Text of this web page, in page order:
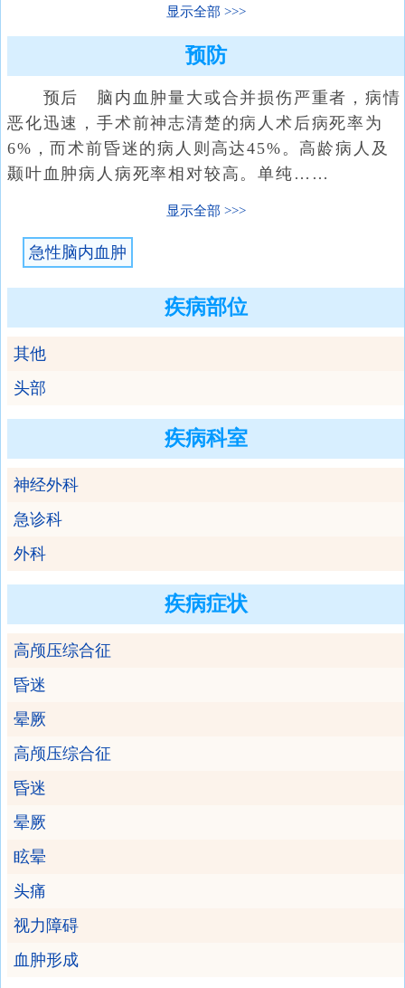
显示全部
预防
预后 脑内血肿量大或合并损伤严重者，病情
恶化迅速，手术前神志清楚的病人术后病死率为
6%，而术前昏迷的病人则高达45%。高龄病人及
颞叶血肿病人病死率相对较高。单纯……
显示全部
急性脑内血肿
疾病部位
其他
头部
疾病科室
神经外科
急诊科
外科
疾病症状
高颅压综合征
昏迷
晕厥
高颅压综合征
昏迷
晕厥
眩晕
头痛
视力障碍
血肿形成